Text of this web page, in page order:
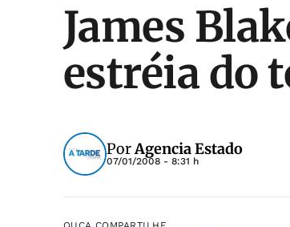
James
estréia do
PorAgencia Estado
07/01/2008 - 8:31 h